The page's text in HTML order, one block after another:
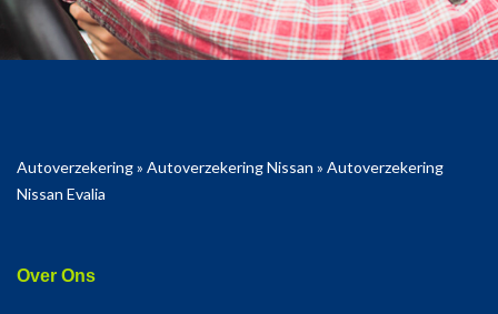
Autoverzekering» Autoverzekering Nissan » Autoverzekering
Nissan Evalia
Over Ons